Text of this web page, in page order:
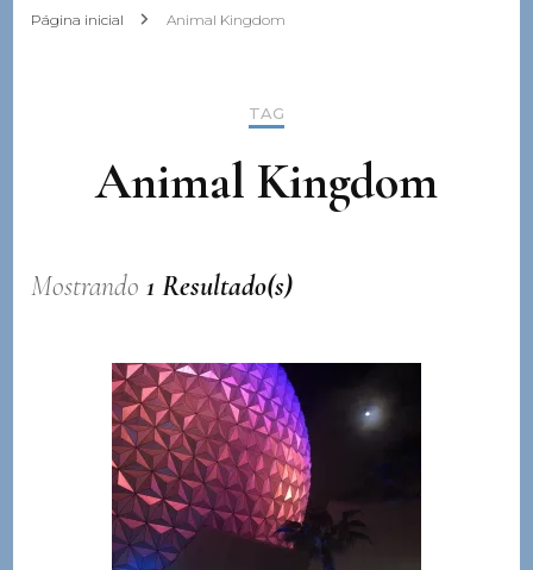
Página inicial Animal Kingdom
TAG
Animal Kingdom
Mostrando1 Resultado(s)